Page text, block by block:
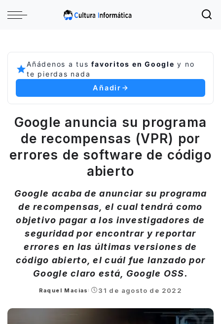
Añádenos a tusfavoritos en Google y no
te pierdas nada
Añadir
Google anuncia su programa
de recompensas (VPR) por
errores de software de código
abierto
Google acaba de anunciar su programa
de recompensas, el cual tendrá como
objetivo pagar a los investigadores de
seguridad por encontrar y reportar
errores en las últimas versiones de
código abierto, el cuál fue lanzado por
Google claro está, Google OSS.
Posted
Raquel Macias 31 de agosto de 2022